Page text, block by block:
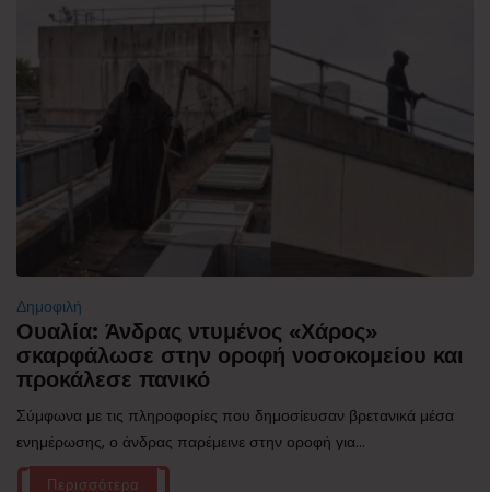
Δημοφιλή
Ουαλία: Άνδρας ντυμένος «Χάρος»
σκαρφάλωσε στην οροφή νοσοκομείου και
προκάλεσε πανικό
Σύμφωνα με τις πληροφορίες που δημοσίευσαν βρετανικά μέσα
ενημέρωσης, ο άνδρας παρέμεινε στην οροφή για...
Περισσότερα